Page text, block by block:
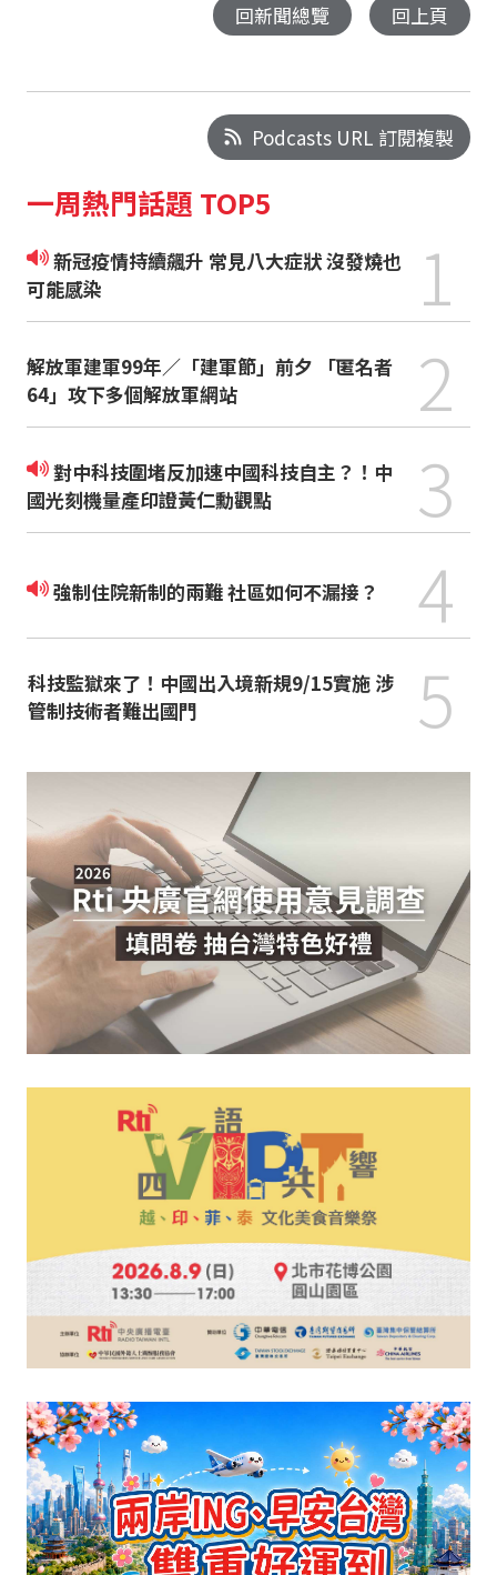
回新聞總覽 回上頁
Podcasts URL 訂閱複製
一周熱門話題 TOP5
新冠疫情持續飆升 常見八大症狀 沒發燒也
可能感染
1
解放軍建軍99年／「建軍節」前夕 「匿名者
64」攻下多個解放軍網站
2
對中科技圍堵反加速中國科技自主？！中
國光刻機量產印證黃仁勳觀點
3
強制住院新制的兩難 社區如何不漏接？ 4
科技監獄來了！中國出入境新規9/15實施 涉
管制技術者難出國門
5